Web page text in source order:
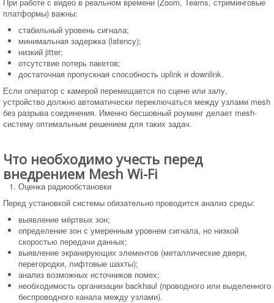
платформы) важны:
стабильный уровень сигнала;
минимальная задержка (latency);
низкий jitter;
отсутствие потерь пакетов;
достаточная пропускная способность uplink и downlink.
Если оператор с камерой перемещается по сцене или залу,
устройство должно автоматически переключаться между узлами mesh
без разрыва соединения. Именно бесшовный роуминг делает mesh-
систему оптимальным решением для таких задач.
Что необходимо учесть перед
внедрением Mesh Wi-Fi
Оценка радиообстановки
Перед установкой системы обязательно проводится анализ среды:
выявление мёртвых зон;
определение зон с умеренным уровнем сигнала, но низкой
скоростью передачи данных;
выявление экранирующих элементов (металлические двери,
перегородки, лифтовые шахты);
анализ возможных источников помех;
необходимость организации backhaul (проводного или выделенного
беспроводного канала между узлами).